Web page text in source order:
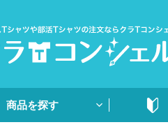
商品を探す